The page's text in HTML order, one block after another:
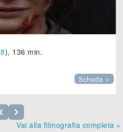
), 136 min.
Scheda »
Vai alla filmografia completa »